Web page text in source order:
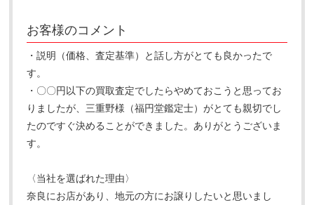
お客様のコメント
・説明（価格、査定基準）と話し方がとても良かったで
す。
・〇〇円以下の買取査定でしたらやめておこうと思ってお
りましたが、三重野様（福円堂鑑定士）がとても親切でし
たのですぐ決めることができました。ありがとうございま
す。
〈当社を選ばれた理由〉
奈良にお店があり、地元の方にお譲りしたいと思いまし